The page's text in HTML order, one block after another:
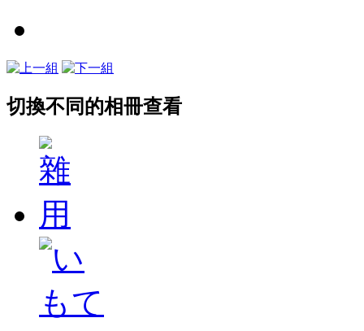
切換不同的相冊查看